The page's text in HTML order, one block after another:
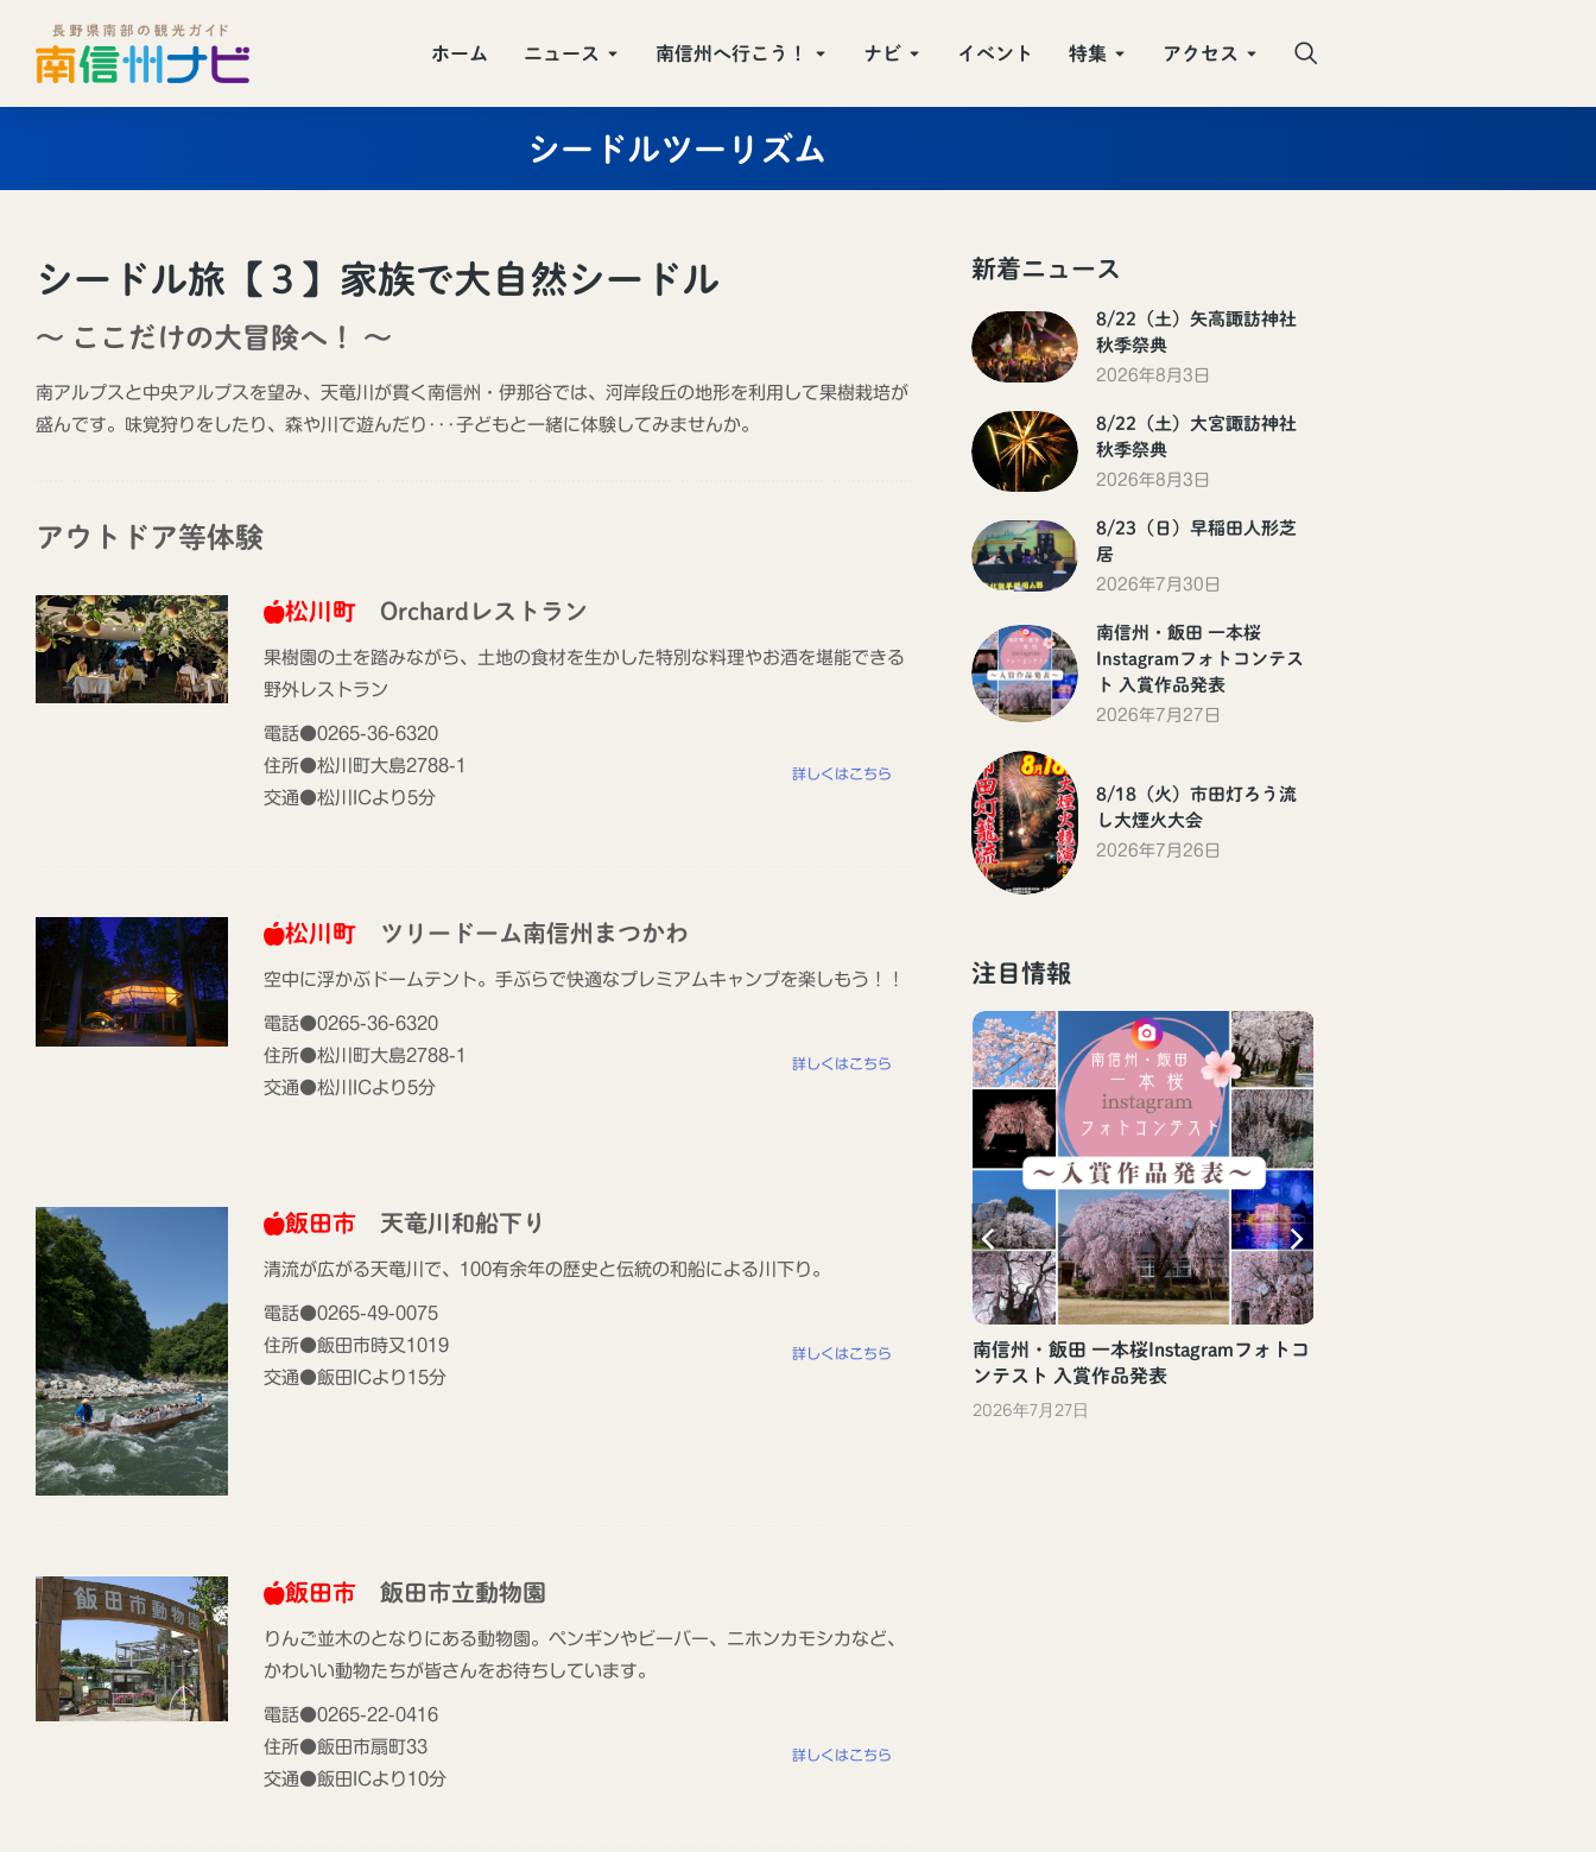
ホーム ニュース 南信州へ行こう！ ナビ イベント 特集 アクセス
シードルツーリズム
シードル旅【３】家族で大自然シードル
〜 ここだけの大冒険へ！ 〜
南アルプスと中央アルプスを望み、天竜川が貫く南信州・伊那谷では、河岸段丘の地形を利用して果樹栽培が
盛んです。味覚狩りをしたり、森や川で遊んだり･･･子どもと一緒に体験してみませんか。
アウトドア等体験
松川町 Orchardレストラン
果樹園の土を踏みながら、土地の食材を生かした特別な料理やお酒を堪能できる
野外レストラン
電話●0265-36-6320
住所●松川町大島2788-1
交通●松川ICより5分
詳しくはこちら
松川町 ツリードーム南信州まつかわ
空中に浮かぶドームテント。手ぶらで快適なプレミアムキャンプを楽しもう！！
電話●0265-36-6320
住所●松川町大島2788-1
交通●松川ICより5分
詳しくはこちら
飯田市 天竜川和船下り
清流が広がる天竜川で、100有余年の歴史と伝統の和船による川下り。
電話●0265-49-0075
住所●飯田市時又1019
交通●飯田ICより15分
詳しくはこちら
飯田市 飯田市立動物園
りんご並木のとなりにある動物園。ペンギンやビーバー、ニホンカモシカなど、
かわいい動物たちが皆さんをお待ちしています。
電話●0265-22-0416
住所●飯田市扇町33
交通●飯田ICより10分
詳しくはこちら
新着ニュース
8/22（土）矢高諏訪神社
秋季祭典
2026年8月3日
8/22（土）大宮諏訪神社
秋季祭典
2026年8月3日
8/23（日）早稲田人形芝
居
2026年7月30日
南信州・飯田 一本桜
Instagramフォトコンテス
ト 入賞作品発表
2026年7月27日
8/18（火）市田灯ろう流
し大煙火大会
2026年7月26日
注目情報
飯田市の観光Instagram「iida_photrip」
はじめました！
2024年11月25日
2023年10月13日
南信州・飯田 一本桜Instagramフォトコ
ンテスト 入賞作品発表
2026年7月27日